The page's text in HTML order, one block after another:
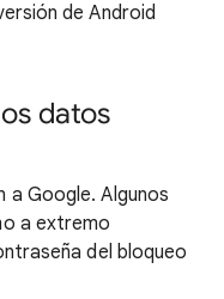
de Android
datos
a Google. Algunos
a extremo
del bloqueo